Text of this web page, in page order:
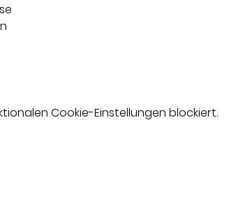
Cookie-Einstellungen blockiert.